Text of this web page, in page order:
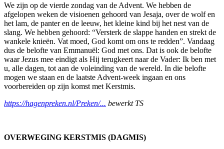
We zijn op de vierde zondag van de Advent. We hebben de
afgelopen weken de visioenen gehoord van Jesaja, over de wolf en
het lam, de panter en de leeuw, het kleine kind bij het nest van de
slang. We hebben gehoord: “Versterk de slappe handen en strekt de
wankele knieën. Vat moed, God komt om ons te redden”. Vandaag
dus de belofte van Emmanuël: God met ons. Dat is ook de belofte
waar Jezus mee eindigt als Hij terugkeert naar de Vader: Ik ben met
u, alle dagen, tot aan de voleinding van de wereld. In die belofte
mogen we staan en de laatste Advent-week ingaan en ons
voorbereiden op zijn komst met Kerstmis.
https://hagenpreken.nl/Preken/... bewerkt TS
OVERWEGING KERSTMIS (DAGMIS)